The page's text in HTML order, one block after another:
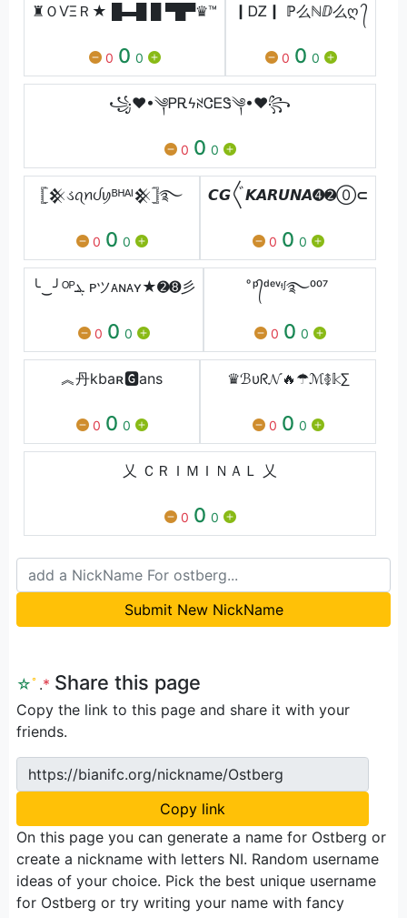
♜ＯѴΞＲ★ █▬█ █ ▀█▀♛™
0 0 0
┃ᎠᏃ┃ ℙ么ℕⅅ么ღ ᭄
0 0 0
꧁❤•༆ᏢᎡϟꋊᏣᎬᏕ༆•❤꧂
0 0 0
𓊈𒆜ડꪖꪀᦔꪗᴮᴴᴬᴵ𒆜𓊉࿐
0 0 0
𝘾𝙂〲𝙆𝘼𝙍𝙐𝙉𝘼➍➋⓪⊂
0 0 0
╰‿╯ᴼᴾܔ ᴘツᴀɴᴀʏ★➋➑彡
0 0 0
ͦᵖ᭄ᵈᵉᵛᶧᶴ࿐⁰⁰⁷
0 0 0
︽丹kbaʀ🅶ans
0 0 0
♛ℬυᖇ𝓝🔥☂ℳ࿅𝕜∑
0 0 0
乂 ＣＲＩＭＩＮＡＬ 乂
0 0 0
Submit New NickName
☆ﾟ .* Share this page
Copy the link to this page and share it with your
friends.
https://bianifc.org/nickname/Ostberg
Copy link
On this page you can generate a name for Ostberg or
create a nickname with letters NI. Random username
ideas of your choice. Pick the best unique username
for Ostberg or try writing your name with fancy